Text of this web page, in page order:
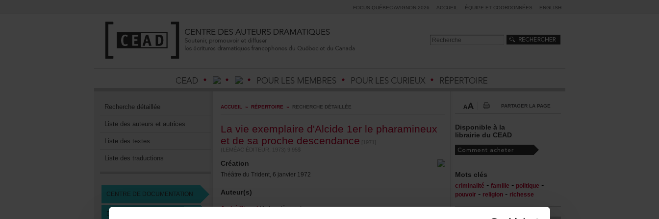
FOCUSQUÉBECAVIGNON2026 ACCUEIL ÉQUIPEETCOORDONNÉES ENGLISH
Recherchedétaillée
Listedesauteursetautrices
Listedestextes
Listedestraductions
CENTREDEDOCUMENTATION
DEVENIRMEMBREDUCEAD
ACCUEIL » RÉPERTOIRE » RECHERCHEDÉTAILLÉE
Lavieexemplaired'Alcide1erlepharamineux
etdesaprochedescendance [1971]
(LEMÉACÉDITEUR,1973)9.95$
Création
ThéâtreduTrident,6janvier1972
Auteur(s)
AndréRicard(Auteurféminin)
PARTAGERLAPAGE
Disponibleàla
librairieduCEAD
Motsclés
criminalité - famille - politique -
pouvoir- religion- richesse